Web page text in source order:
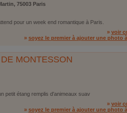
75003 Paris
pour un week end romantique à Paris.
» voir
» soyez le premier à ajouter une photo
MONTESSON
petit étang remplis d'animeaux suav
» voir
» soyez le premier à ajouter une photo